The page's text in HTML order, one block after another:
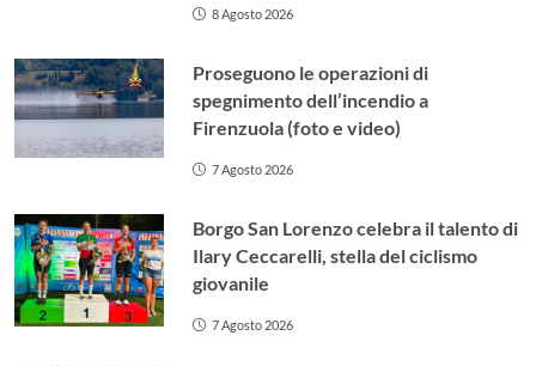
8 Agosto 2026
Proseguono le operazioni di
spegnimento dell’incendio a
Firenzuola (foto e video)
7 Agosto 2026
Borgo San Lorenzo celebra il talento di
Ilary Ceccarelli, stella del ciclismo
giovanile
7 Agosto 2026